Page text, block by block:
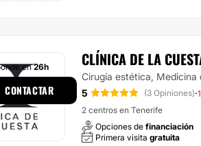
CLÍNICA DE LA
Cirugía estética, Medicina
5
(3 Opiniones)·
2 centros en Tenerife
Opciones de financiación
Primera visita gratuita
en26h
CONTACTAR